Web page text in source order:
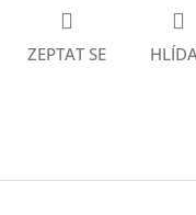
ZEPTAT SE